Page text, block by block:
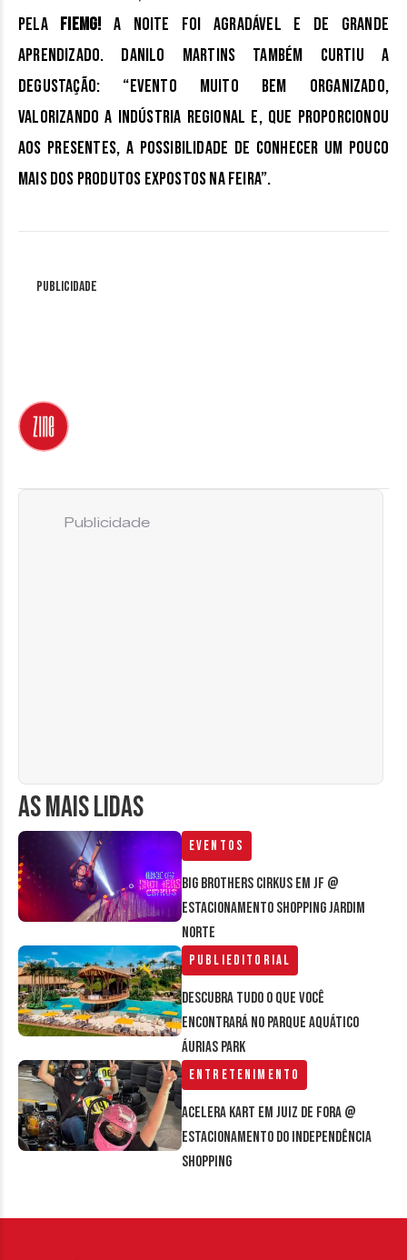
pela FIEMG! A noite foi agradável e de grande
aprendizado. Danilo Martins também curtiu a
degustação: “Evento muito bem organizado,
valorizando a indústria regional e, que proporcionou
aos presentes, a possibilidade de conhecer um pouco
mais dos produtos expostos na feira”.
Publicidade
AS MAIS LIDAS
Eventos
Big Brothers Cirkus em JF @
estacionamento Shopping Jardim
Norte
Publieditorial
Descubra tudo o que você
encontrará no parque aquático
Áurias Park
Entretenimento
Acelera Kart em Juiz de Fora @
estacionamento do Independência
Shopping
Publicidade